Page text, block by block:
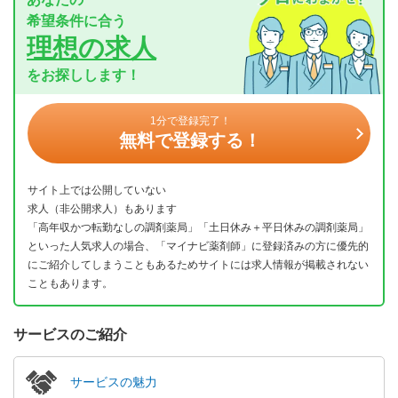
希望条件に合う
理想の求人
をお探しします！
1分で登録完了！
無料で登録する！
サイト上では公開していない
求人（非公開求人）もあります
「高年収かつ転勤なしの調剤薬局」「土日休み＋平日休みの調剤薬局」
といった人気求人の場合、「マイナビ薬剤師」に登録済みの方に優先的
にご紹介してしまうこともあるためサイトには求人情報が掲載されない
こともあります。
サービスのご紹介
サービスの魅力